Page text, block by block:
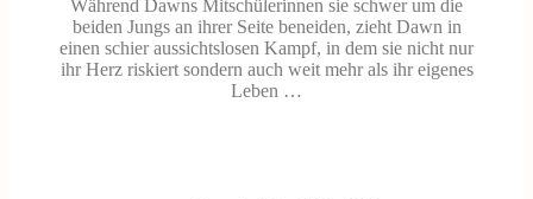
Während Dawns Mitschülerinnen sie schwer um die
beiden Jungs an ihrer Seite beneiden, zieht Dawn in
einen schier aussichtslosen Kampf, in dem sie nicht nur
ihr Herz riskiert sondern auch weit mehr als ihr eigenes
Leben …